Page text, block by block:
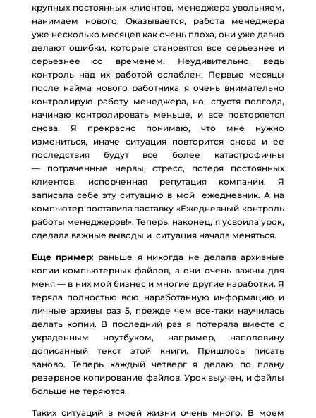
крупных постоянных клиентов, менеджера увольняем,
нанимаем нового. Оказывается, работа менеджера
уже несколько месяцев как очень плоха, они уже давно
делают ошибки, которые становятся все серьезнее и
серьезнее со временем. Неудивительно, ведь
контроль над их работой ослаблен. Первые месяцы
после найма нового работника я очень внимательно
контролирую работу менеджера, но, спустя полгода,
начинаю контролировать меньше, и все повторяется
снова. Я прекрасно понимаю, что мне нужно
измениться, иначе ситуация повторится снова и ее
последствия будут все более катастрофичны
— потраченные нервы, стресс, потеря постоянных
клиентов, испорченная репутация компании. Я
записала себе эту ситуацию в мой ежедневник. А на
компьютер поставила заставку «Ежедневный контроль
работы менеджеров!». Теперь, наконец, я усвоила урок,
сделала важные выводы и ситуация начала меняться.
Еще пример: раньше я никогда не делала архивные
копии компьютерных файлов, а они очень важны для
меня — в них мой бизнес и многие другие наработки. Я
теряла полностью всю наработанную информацию и
личные архивы раз 5, прежде чем все-таки научилась
делать копии. В последний раз я потеряла вместе с
украденным ноутбуком, например, наполовину
дописанный текст этой книги. Пришлось писать
заново. Теперь каждый четверг я делаю по плану
резервное копирование файлов. Урок выучен, и файлы
больше не теряются.
Таких ситуаций в моей жизни очень много. В моем